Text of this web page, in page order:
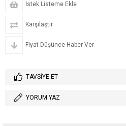
İstek Listeme Ekle
Karşılaştır
Fiyat Düşünce Haber Ver
TAVSIYE ET
YORUM YAZ